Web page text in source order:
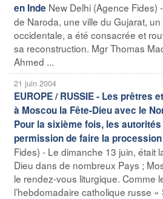
en Inde New Delhi (Agence Fides)
de Naroda, une ville du Gujarat, un
occidentale, a été consacrée et
sa reconstruction. Mgr Thomas
Ahmed ...
21 juin 2004
EUROPE / RUSSIE - Les prêtres
à Moscou la Fête-Dieu avec le
Pour la sixième fois, les
permission de faire la procession
Fides) - Le dimanche 13 juin, était
Dieu dans de nombreux Pays ;
le rendez-vous liturgique. Comme
l’hebdomadaire catholique russe «